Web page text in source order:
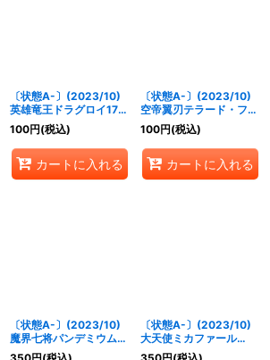
〔状態A-〕(2023/10)
英雄竜王ドラグロイ17世
【X】{BS65-X01}
《赤》
100円(税込)
カートに入れる
〔状態A-〕(2023/10)
空帝翼刃テラード・フリ
ューゲル【X】{BS65-
X02}《赤》
100円(税込)
カートに入れる
〔状態A-〕(2023/10)
魔界七将パンデミウム
XV【XV】{BS65-
〔状態A-〕(2023/10)
大天使ミカファール
XV【XV】{BS65-